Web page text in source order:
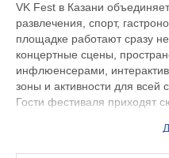
VK Fest в Казани
развлечения, спорт,
площадке работают сразу
концертные сцены,
инфлюенсерами,
зоны и активности для всей
Гости фестиваля приходят
яркой и очень «летней».